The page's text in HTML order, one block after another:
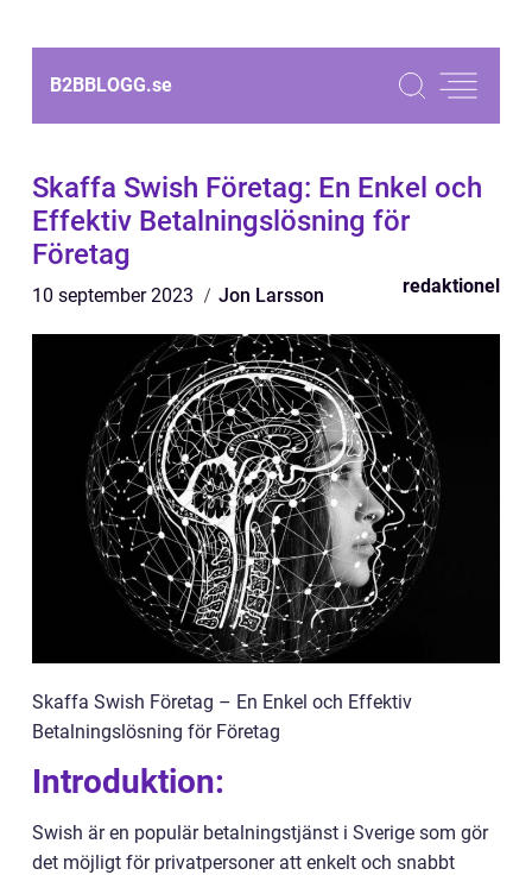
B2BBLOGG.se
Skaffa Swish Företag: En Enkel och
Effektiv Betalningslösning för
Företag
10 september 2023 Jon Larsson redaktionel
Skaffa Swish Företag – En Enkel och Effektiv
Betalningslösning för Företag
Introduktion:
Swish är en populär betalningstjänst i Sverige som gör
det möjligt för privatpersoner att enkelt och snabbt